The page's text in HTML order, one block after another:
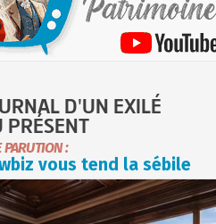
D'UN EXILÉ
PRÉSENT
PARUTION :
vous tend la sébile